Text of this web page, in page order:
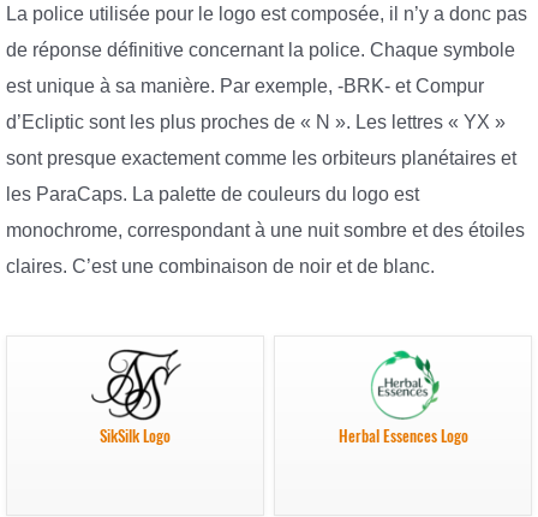
La police utilisée pour le logo est composée, il n’y a donc pas
de réponse définitive concernant la police. Chaque symbole
est unique à sa manière. Par exemple, -BRK- et Compur
d’Ecliptic sont les plus proches de « N ». Les lettres « YX »
sont presque exactement comme les orbiteurs planétaires et
les ParaCaps. La palette de couleurs du logo est
monochrome, correspondant à une nuit sombre et des étoiles
claires. C’est une combinaison de noir et de blanc.
SikSilk Logo Herbal Essences Logo